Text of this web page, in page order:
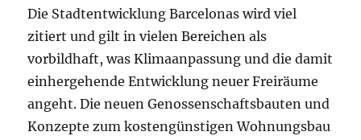
Die Stadtentwicklung Barcelonas wird viel
zitiert und gilt in vielen Bereichen als
vorbildhaft, was Klimaanpassung und die damit
einhergehende Entwicklung neuer Freiräume
angeht. Die neuen Genossenschaftsbauten und
Konzepte zum kostengünstigen Wohnungsbau